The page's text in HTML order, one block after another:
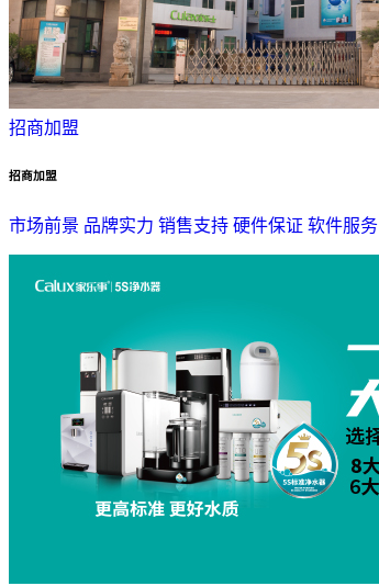
招商加盟
招商加盟
市场前景 品牌实力 销售支持 硬件保证 软件服务